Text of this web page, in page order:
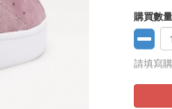
購買數
請填寫